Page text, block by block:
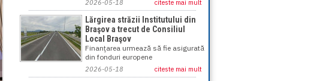
2026-05-18 citeste mai mult
Lărgirea străzii Institutului din
Braşov a trecut de Consiliul
Local Braşov
Finanţarea urmează să fie asigurată
din fonduri europene
2026-05-18 citeste mai mult